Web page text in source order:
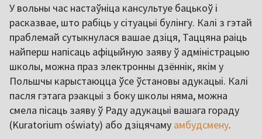
У вольны час настаўніца кансультуе бацькоў і
расказвае, што рабіць у сітуацыі булінгу. Калі з гэтай
праблемай сутыкнулася вашае дзіця, Таццяна раіць
найперш напісаць афіцыйную заяву ў адміністрацыю
школы, можна праз электронны дзённік, якім у
Польшчы карыстаюцца ўсе ўстановы адукацыі. Калі
пасля гэтага рэакцыі з боку школы няма, можна
смела пісаць заяву ў Раду адукацыі вашага гораду
(Kuratorium oświaty) або дзіцячаму амбудсмену.